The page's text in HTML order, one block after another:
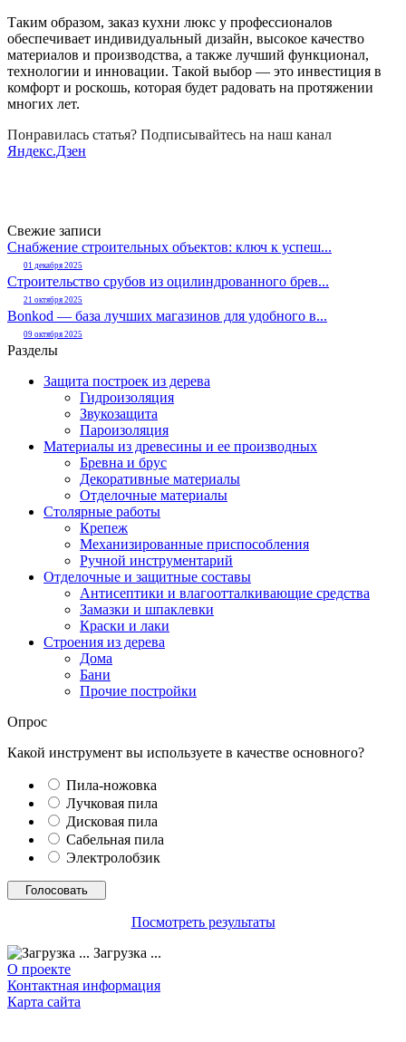
Таким образом, заказ кухни люкс у профессионалов
обеспечивает индивидуальный дизайн, высокое качество
материалов и производства, а также лучший функционал,
технологии и инновации. Такой выбор — это инвестиция в
комфорт и роскошь, которая будет радовать на протяжении
многих лет.
Понравилась статья? Подписывайтесь на наш канал
Яндекс.Дзен
Свежие записи
Снабжение строительных объектов: ключ к успеш...
01 декабря 2025
Строительство срубов из оцилиндрованного брев...
21 октября 2025
Bonkod — база лучших магазинов для удобного в...
09 октября 2025
Разделы
Защита построек из дерева
Гидроизоляция
Звукозащита
Пароизоляция
Материалы из древесины и ее производных
Бревна и брус
Декоративные материалы
Отделочные материалы
Столярные работы
Крепеж
Механизированные приспособления
Ручной инструментарий
Отделочные и защитные составы
Антисептики и влагоотталкивающие средства
Замазки и шпаклевки
Краски и лаки
Строения из дерева
Дома
Бани
Прочие постройки
Опрос
Какой инструмент вы используете в качестве основного?
Пила-ножовка
Лучковая пила
Дисковая пила
Сабельная пила
Электролобзик
Посмотреть результаты
Загрузка ...
О проекте
Контактная информация
Карта сайта